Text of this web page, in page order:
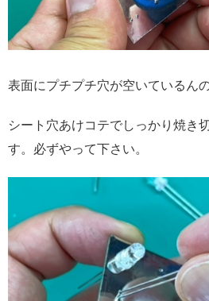
表面にプチプチ穴が空いているん
シート穴あけコテでしっかり焼き
す。必ずやって下さい。